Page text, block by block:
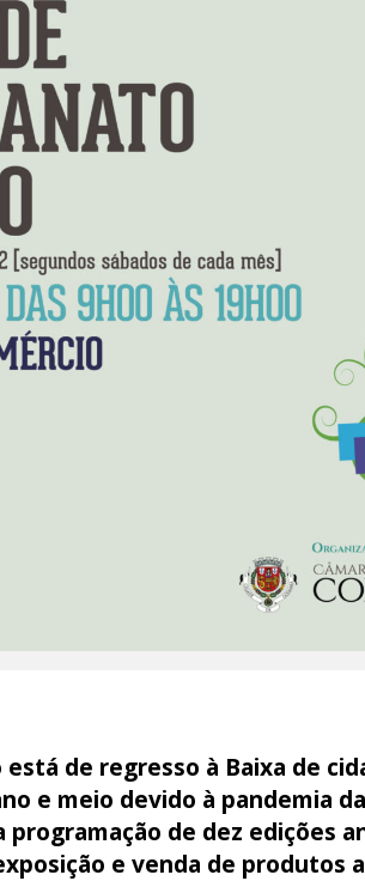
de regresso à Baixa de
e meio devido à pandemia
de dez edições
e venda de